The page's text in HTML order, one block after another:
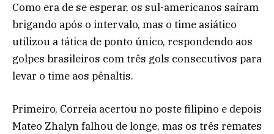
Como era de se esperar, os sul-americanos saíram
brigando após o intervalo, mas o time asiático
utilizou a tática de ponto único, respondendo aos
golpes brasileiros com três gols consecutivos para
levar o time aos pênaltis.
Primeiro, Correia acertou no poste filipino e depois
Mateo Zhalyn falhou de longe, mas os três remates